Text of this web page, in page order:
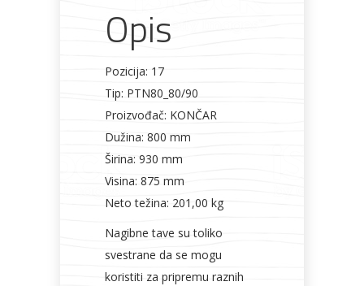
Opis
Pozicija: 17
Tip: PTN80_80/90
Proizvođač: KONČAR
Dužina: 800 mm
Širina: 930 mm
Visina: 875 mm
Neto težina: 201,00 kg
Nagibne tave su toliko
svestrane da se mogu
koristiti za pripremu raznih